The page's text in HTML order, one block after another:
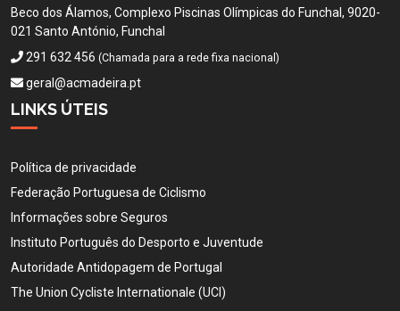
Beco dos Álamos, Complexo Piscinas Olímpicas do Funchal, 9020-
021 Santo António, Funchal
291 632 456 (Chamada para a rede fixa nacional)
geral@acmadeira.pt
LINKS ÚTEIS
Política de privacidade
Federação Portuguesa de Ciclismo
Informações sobre Seguros
Instituto Português do Desporto e Juventude
Autoridade Antidopagem de Portugal
The Union Cycliste Internationale (UCI)